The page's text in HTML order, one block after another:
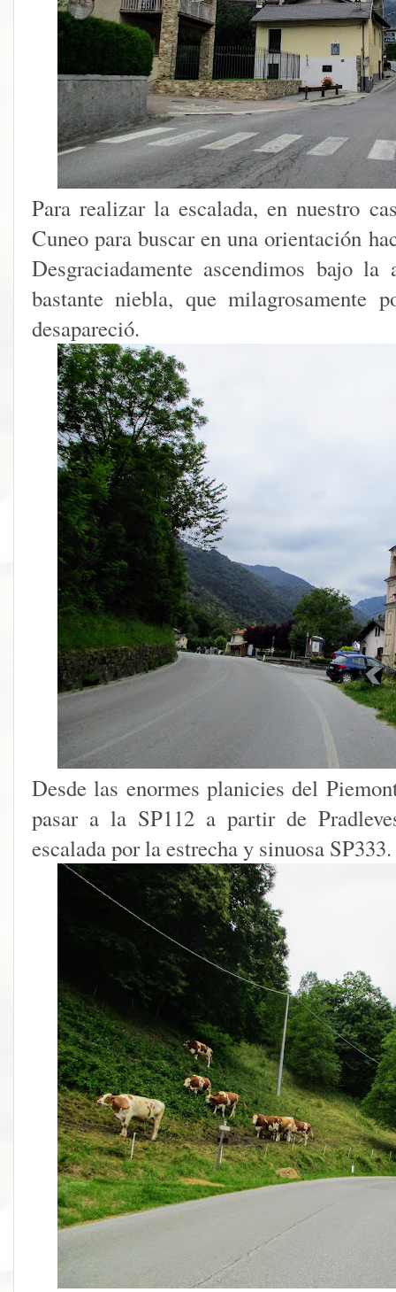
Para realizar la escalada, en nuestro
Cuneo para buscar en una orientación
Desgraciadamente ascendimos bajo
bastante niebla, que milagrosamente
desapareció.
Desde las enormes planicies del
pasar a la SP112 a partir de
escalada por la estrecha y sinuosa SP333.